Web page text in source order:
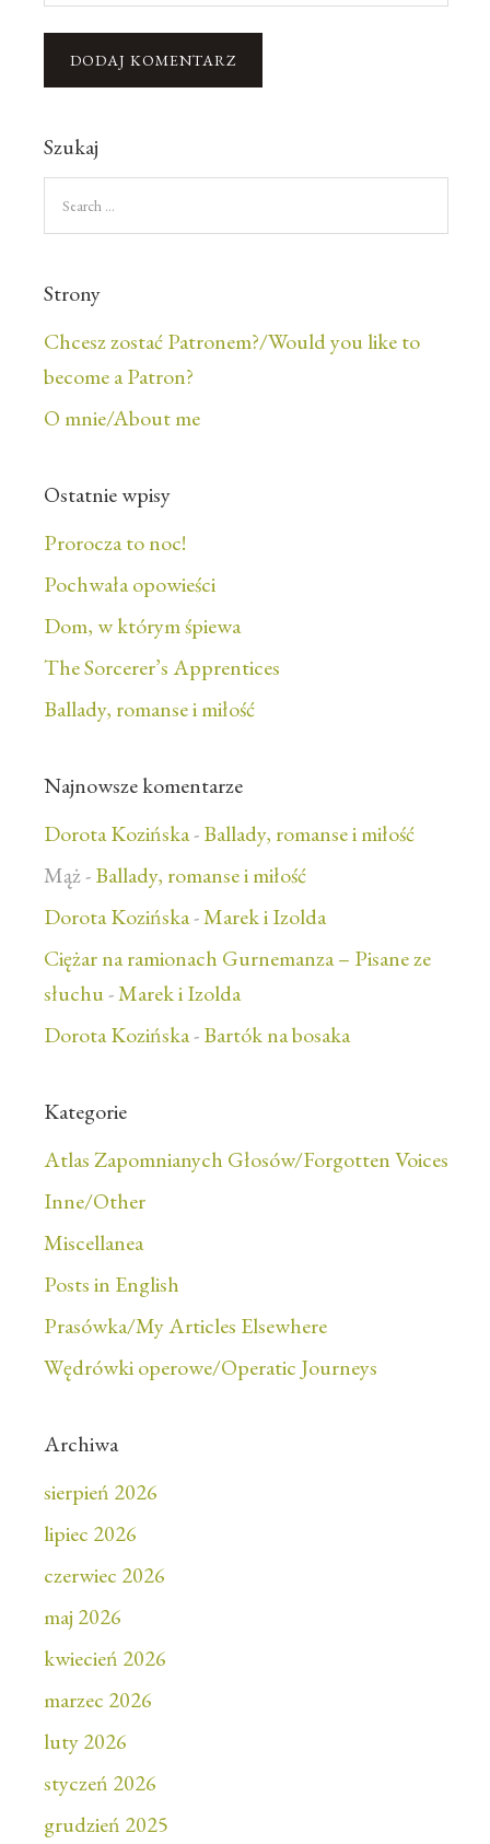
Szukaj
Strony
Chcesz zostać Patronem?/Would you like to
become a Patron?
O mnie/About me
Ostatnie wpisy
Prorocza to noc!
Pochwała opowieści
Dom, w którym śpiewa
The Sorcerer’s Apprentices
Ballady, romanse i miłość
Najnowsze komentarze
Dorota Kozińska-Ballady, romanse i miłość
Mąż-Ballady, romanse i miłość
Dorota Kozińska-Marek i Izolda
Ciężar na ramionach Gurnemanza – Pisane ze
słuchu-Marek i Izolda
Dorota Kozińska-Bartók na bosaka
Kategorie
Atlas Zapomnianych Głosów/Forgotten Voices
Inne/Other
Miscellanea
Posts in English
Prasówka/My Articles Elsewhere
Wędrówki operowe/Operatic Journeys
Archiwa
sierpień 2026
lipiec 2026
czerwiec 2026
maj 2026
kwiecień 2026
marzec 2026
luty 2026
styczeń 2026
grudzień 2025